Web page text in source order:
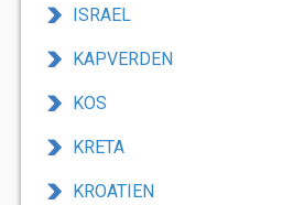
ISRAEL
KAPVERDEN
KOS
KRETA
KROATIEN